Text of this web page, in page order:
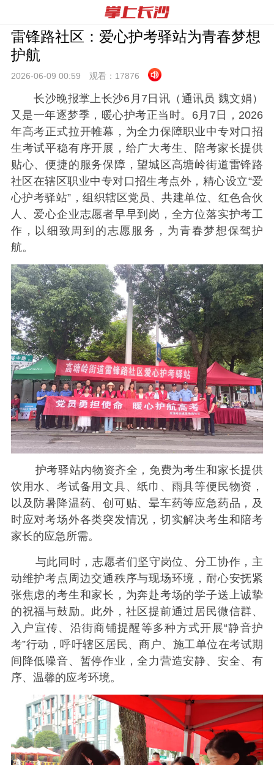
雷锋路社区：爱心护考驿站为青春梦想
护航
2026-06-09 00:59 观看： 17876
长沙晚报掌上长沙6月7日讯（通讯员 魏文娟）
又是一年逐梦季，暖心护考正当时。6月7日，2026
年高考正式拉开帷幕，为全力保障职业中专对口招
生考试平稳有序开展，给广大考生、陪考家长提供
贴心、便捷的服务保障，望城区高塘岭街道雷锋路
社区在辖区职业中专对口招生考点外，精心设立“爱
心护考驿站”，组织辖区党员、共建单位、红色合伙
人、爱心企业志愿者早早到岗，全方位落实护考工
作，以细致周到的志愿服务，为青春梦想保驾护
航。
护考驿站内物资齐全，免费为考生和家长提供
饮用水、考试备用文具、纸巾、雨具等便民物资，
以及防暑降温药、创可贴、晕车药等应急药品，及
时应对考场外各类突发情况，切实解决考生和陪考
家长的应急所需。
与此同时，志愿者们坚守岗位、分工协作，主
动维护考点周边交通秩序与现场环境，耐心安抚紧
张焦虑的考生和家长，为奔赴考场的学子送上诚挚
的祝福与鼓励。此外，社区提前通过居民微信群、
入户宣传、沿街商铺提醒等多种方式开展“静音护
考”行动，呼吁辖区居民、商户、施工单位在考试期
间降低噪音、暂停作业，全力营造安静、安全、有
序、温馨的应考环境。